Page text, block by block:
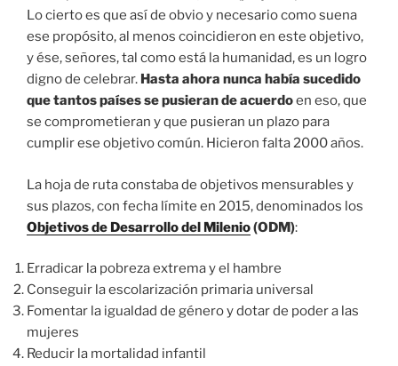
Lo cierto es que así de obvio y necesario como suena
ese propósito, al menos coincidieron en este objetivo,
y ése, señores, tal como está la humanidad, es un logro
digno de celebrar. Hasta ahora nunca había sucedido
que tantos países se pusieran de acuerdoen eso, que
se comprometieran y que pusieran un plazo para
cumplir ese objetivo común. Hicieron falta 2000 años.
La hoja de ruta constaba de objetivos mensurables y
sus plazos, con fecha límite en 2015, denominados los
Objetivos de Desarrollo del Milenio(ODM):
Erradicar la pobreza extrema y el hambre
Conseguir la escolarización primaria universal
Fomentar la igualdad de género y dotar de poder a las
mujeres
Reducir la mortalidad infantil